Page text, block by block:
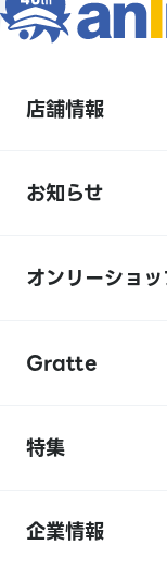
店舗情報
お知らせ
オンリーショ
Gratte
特集
企業情報